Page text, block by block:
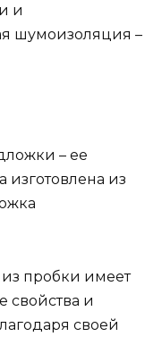
и
шумоизоляция –
– ее
изготовлена из
пробки имеет
свойства и
своей